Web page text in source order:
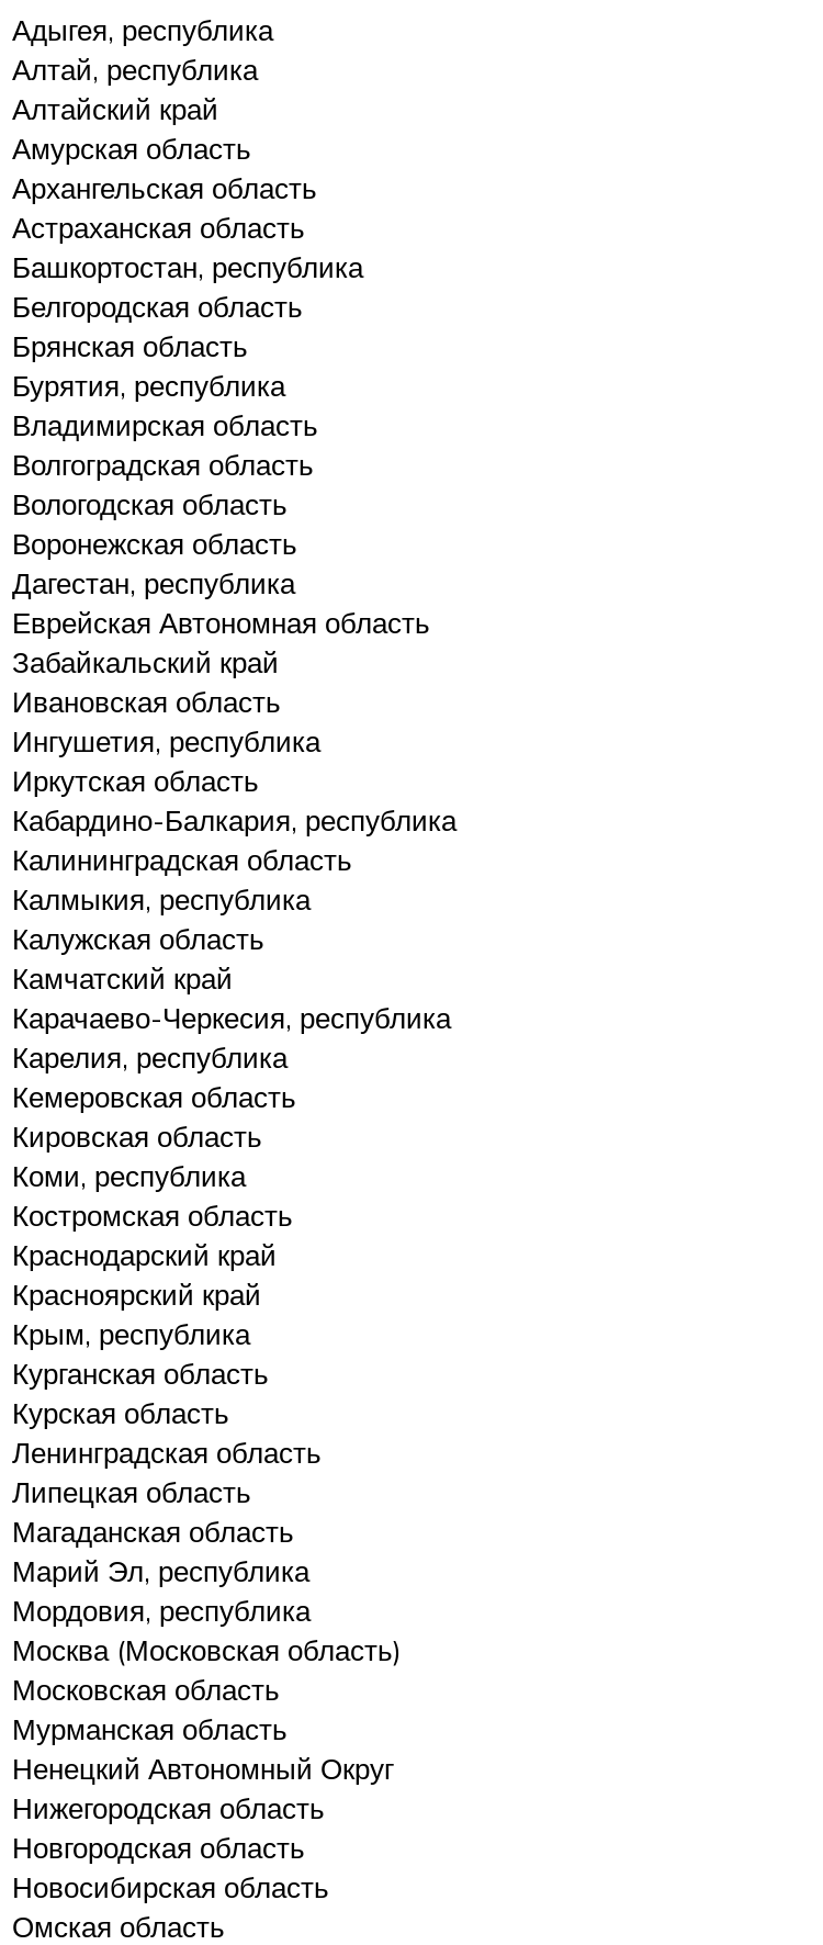
Адыгея, республика
Алтай, республика
Алтайский край
Амурская область
Архангельская область
Астраханская область
Башкортостан, республика
Белгородская область
Брянская область
Бурятия, республика
Владимирская область
Волгоградская область
Вологодская область
Воронежская область
Дагестан, республика
Еврейская Автономная область
Забайкальский край
Ивановская область
Ингушетия, республика
Иркутская область
Кабардино-Балкария, республика
Калининградская область
Калмыкия, республика
Калужская область
Камчатский край
Карачаево-Черкесия, республика
Карелия, республика
Кемеровская область
Кировская область
Коми, республика
Костромская область
Краснодарский край
Красноярский край
Крым, республика
Курганская область
Курская область
Ленинградская область
Липецкая область
Магаданская область
Марий Эл, республика
Мордовия, республика
Москва (Московская область)
Московская область
Мурманская область
Ненецкий Автономный Округ
Нижегородская область
Новгородская область
Новосибирская область
Омская область